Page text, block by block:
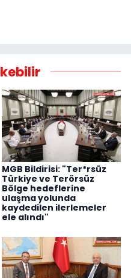
MGB Bildirisi: "Ter*rsüz
Türkiye ve Terörsüz
Bölge hedeflerine
ulaşma yolunda
kaydedilen ilerlemeler
ele alındı"